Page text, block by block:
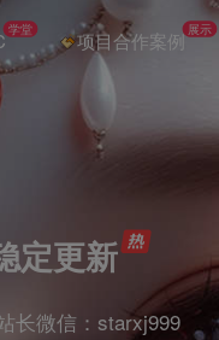
学堂 项目合作案例 展示
定更新
长微信：starxj999